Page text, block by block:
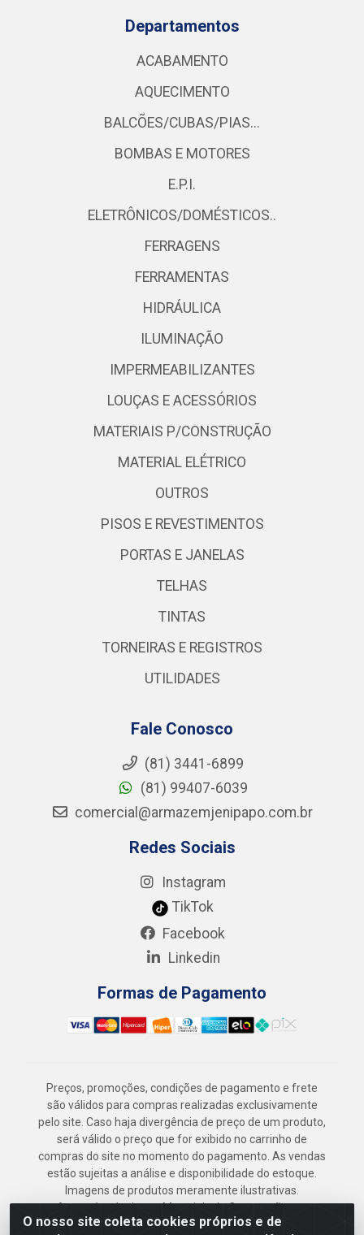
O nosso site coleta cookies próprios e de
Departamentos
ACABAMENTO
AQUECIMENTO
BALCÕES/CUBAS/PIAS...
BOMBAS E MOTORES
E.P.I.
ELETRÔNICOS/DOMÉSTICOS..
FERRAGENS
FERRAMENTAS
HIDRÁULICA
ILUMINAÇÃO
IMPERMEABILIZANTES
LOUÇAS E ACESSÓRIOS
MATERIAIS P/CONSTRUÇÃO
MATERIAL ELÉTRICO
OUTROS
PISOS E REVESTIMENTOS
PORTAS E JANELAS
TELHAS
TINTAS
TORNEIRAS E REGISTROS
UTILIDADES
Fale Conosco
(81) 3441-6899
(81) 99407-6039
comercial@armazemjenipapo.com.br
Redes Sociais
Instagram
TikTok
Facebook
Linkedin
Formas de Pagamento
Preços, promoções, condições de pagamento e frete
são válidos para compras realizadas exclusivamente
pelo site. Caso haja divergência de preço de um produto,
será válido o preço que for exibido no carrinho de
compras do site no momento do pagamento. As vendas
estão sujeitas a análise e disponibilidade do estoque.
Imagens de produtos meramente ilustrativas.
Armazém Jenipapo Materiais de Construção em
Geral LTDA - Rua das Flores, 2691 - Guabiraba,